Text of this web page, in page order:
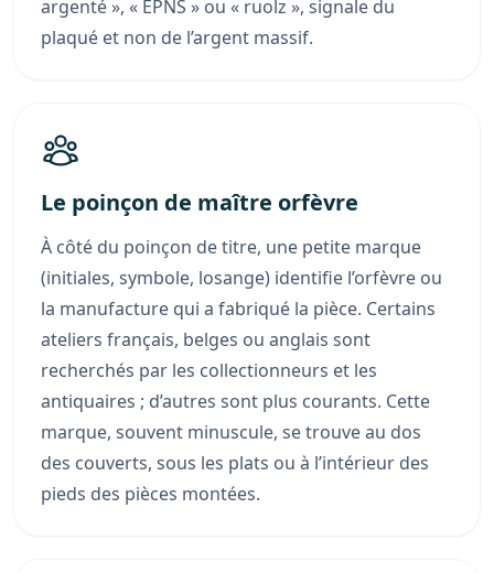
argenté », « EPNS » ou « ruolz », signale du
plaqué et non de l’argent massif.
Le poinçon de maître orfèvre
À côté du poinçon de titre, une petite marque
(initiales, symbole, losange) identifie l’orfèvre ou
la manufacture qui a fabriqué la pièce. Certains
ateliers français, belges ou anglais sont
recherchés par les collectionneurs et les
antiquaires ; d’autres sont plus courants. Cette
marque, souvent minuscule, se trouve au dos
des couverts, sous les plats ou à l’intérieur des
pieds des pièces montées.